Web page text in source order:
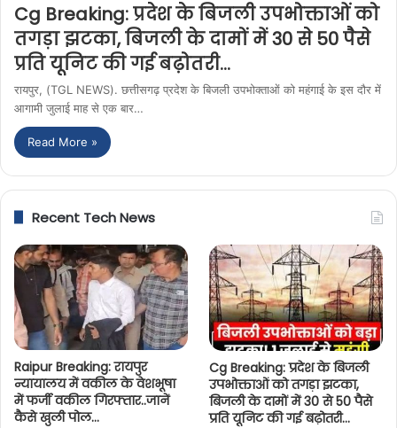
Cg Breaking: प्रदेश के बिजली उपभोक्ताओं को
तगड़ा झटका, बिजली के दामों में 30 से 50 पैसे
प्रति यूनिट की गई बढ़ोतरी…
रायपुर, (TGL NEWS). छत्तीसगढ़ प्रदेश के बिजली उपभोक्ताओं को महंगाई के इस दौर में
आगामी जुलाई माह से एक बार…
Read More »
Recent Tech News
Raipur Breaking: रायपुर
न्यायालय में वकील के वेशभूषा
में फर्जी वकील गिरफ्तार..जानें
कैसे खुली पोल…
Cg Breaking: प्रदेश के बिजली
उपभोक्ताओं को तगड़ा झटका,
बिजली के दामों में 30 से 50 पैसे
प्रति यूनिट की गई बढ़ोतरी…